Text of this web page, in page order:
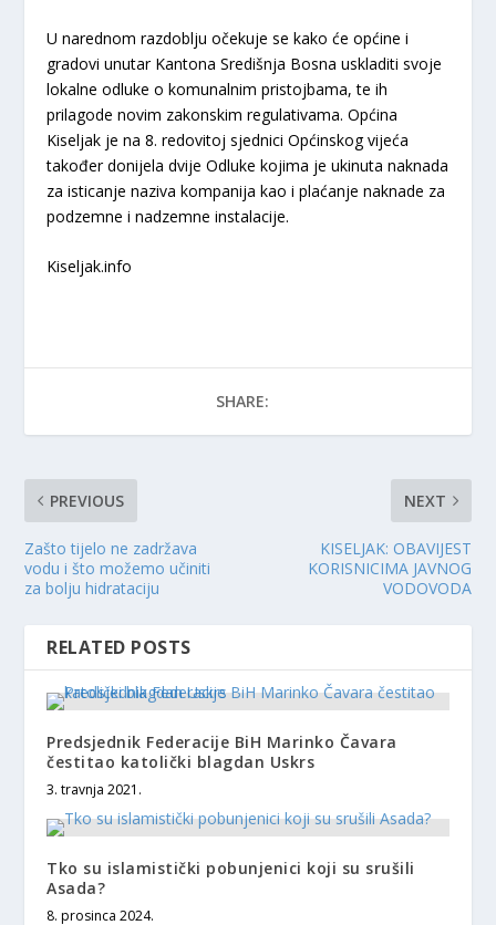
U narednom razdoblju očekuje se kako će općine i
gradovi unutar Kantona Središnja Bosna uskladiti svoje
lokalne odluke o komunalnim pristojbama, te ih
prilagode novim zakonskim regulativama. Općina
Kiseljak je na 8. redovitoj sjednici Općinskog vijeća
također donijela dvije Odluke kojima je ukinuta naknada
za isticanje naziva kompanija kao i plaćanje naknade za
podzemne i nadzemne instalacije.
Kiseljak.info
SHARE:
PREVIOUS
Zašto tijelo ne zadržava
vodu i što možemo učiniti
za bolju hidrataciju
NEXT
KISELJAK: OBAVIJEST
KORISNICIMA JAVNOG
VODOVODA
RELATED POSTS
Predsjednik Federacije BiH Marinko Čavara
čestitao katolički blagdan Uskrs
3. travnja 2021.
Tko su islamistički pobunjenici koji su srušili
Asada?
8. prosinca 2024.